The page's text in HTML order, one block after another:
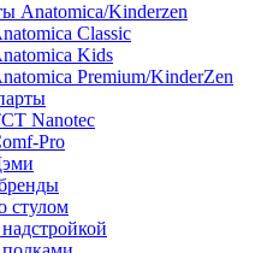
Anatomica/Kinderzen
Classic
Kids
Premium/KinderZen
Nanotec
Pro
стулом